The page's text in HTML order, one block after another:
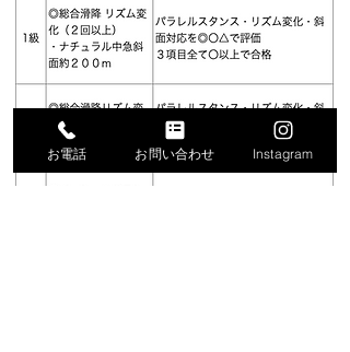
お電話 お問い合わせ Instagram